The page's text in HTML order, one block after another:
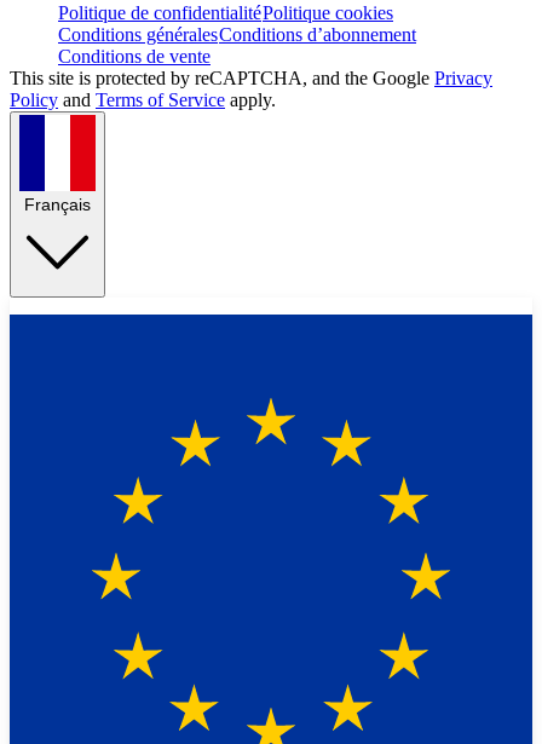
Politique de confidentialitéPolitique cookies
Conditions généralesConditions d’abonnement
Conditions de vente
This site is protected by reCAPTCHA, and the Google Privacy
Policy and Terms of Service apply.
Français